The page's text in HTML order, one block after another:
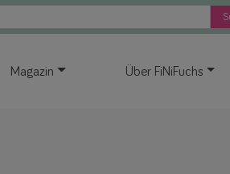
Magazin Über FiNiFuchs